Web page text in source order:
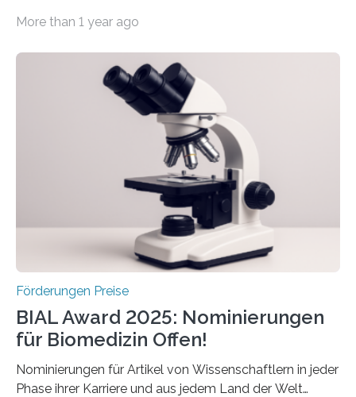
hochrangige wissenschaftliche Publikation zum Thema
Schlaganfall“ mit Sitz in Würzburg fördert die
Schlaganfallforschung, um die Behandlung der
Betroffenen zu verbessern. Dazu schreibt sie auch in
diesem Jahr wieder deutschlandweit den Hentschel-
Preis aus. Er richtet sich gezielt an jüngere
Forscherinnen und Forscher unter 40 Jahren. Geehrt
werden soll eine herausragende Doktorarbeit oder eine
hochrangige wissenschaftliche Publikation zum Thema
More than 1 year ago
Förderungen Preise
BIAL Award 2025: Nominierungen
für Biomedizin Offen!
Nominierungen für Artikel von Wissenschaftlern in jeder
Phase ihrer Karriere und aus jedem Land der Welt